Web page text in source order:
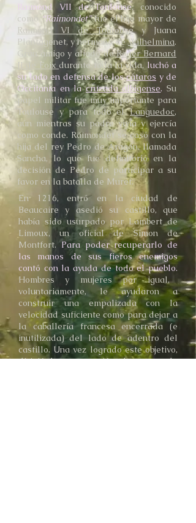
Raimond VII de Toulouse, conocido
como “Raimondet”fue el hijo mayor de
Raimond VI de Toulousey Juana
Plantagenet, y hermano deWilhelmina.
Gran amigo y aliado deRoger Bernard
II de Foixdurante toda la vida, luchó a
su lado en defensa de loscátaros y de
Occitania en lacruzada albigense. Su
papel militar fue muy importante para
Toulouse y para todo elLanguedoc,
aún mientras su padre vivía y ejercía
como conde. Raimondet se casó con la
hija del rey Pedro de Aragón, llamada
Sancha, lo que fue definitorio en la
decisión de Pedro de participar a su
favor en la batalla de Muret.
En 1216, entró en la ciudad de
Beaucaire y asedió su castillo, que
había sido usurpado por Lambert de
Limoux, un oficial de Simon de
Montfort.Para poder recuperarlo de
las manos de sus fieros enemigos
contó con la ayuda de todo el pueblo.
Hombres y mujeres por igual,
voluntariamente, le ayudaron a
construir una empalizada con la
velocidad suficiente como para dejar a
la caballería francesa encerrada (e
inutilizada) del lado de adentro del
castillo. Una vez logrado este objetivo,
dirigió la construcción de armas de